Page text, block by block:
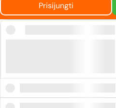
Prisijungti